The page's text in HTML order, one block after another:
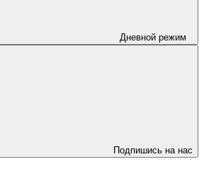
Дневной режим
Подпишись на нас